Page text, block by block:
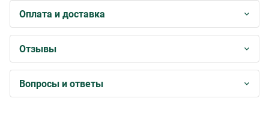
Оплата и доставка
Отзывы
Вопросы и ответы